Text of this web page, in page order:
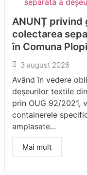
ANUNȚ privind
colectarea
în Comuna
3 august 2026
Având în vedere
deșeurilor textile
prin OUG 92/2021,
containerele
amplasate...
Mai mult